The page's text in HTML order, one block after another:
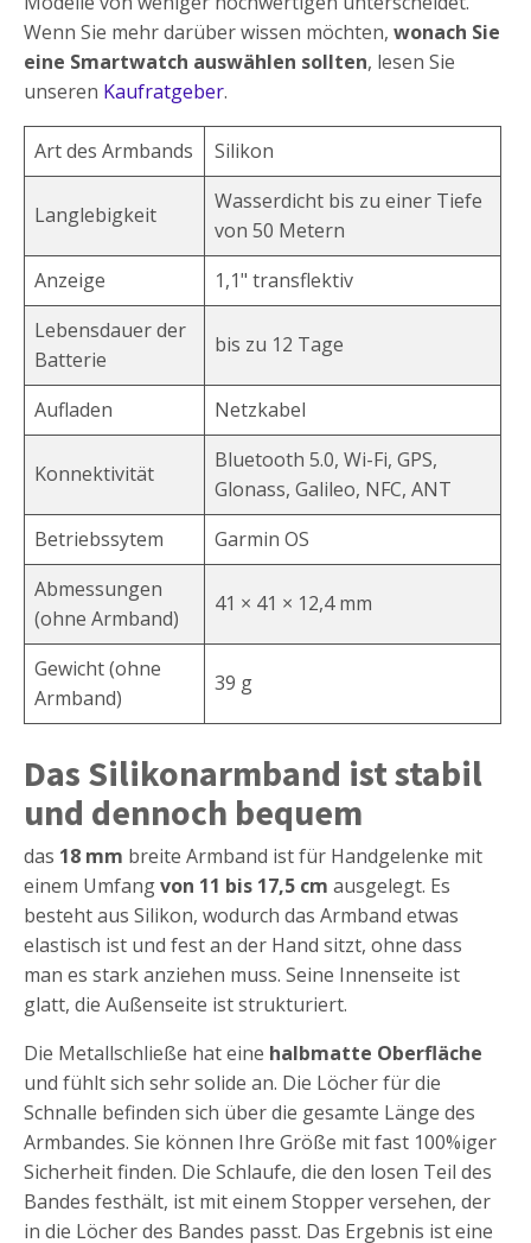
Wenn Sie mehr darüber wissen möchten, wonach Sie
eine Smartwatch auswählen sollten, lesen Sie
unseren Kaufratgeber.
Art des Armbands Silikon
Langlebigkeit
Wasserdicht bis zu einer Tiefe
von 50 Metern
Anzeige
1,1" transflektiv
Lebensdauer der
Batterie
bis zu 12 Tage
Aufladen Netzkabel
Konnektivität
Bluetooth 5.0, Wi-Fi, GPS,
Glonass, Galileo, NFC, ANT
Betriebssytem
Garmin OS
Abmessungen
(ohne Armband)
41 × 41 × 12,4 mm
Gewicht (ohne
Armband)
39 g
Das Silikonarmband ist stabil
und dennoch bequem
das 18 mm breite Armband ist für Handgelenke mit
einem Umfangvon 11 bis 17,5 cm ausgelegt. Es
besteht aus Silikon, wodurch das Armband etwas
elastisch ist und fest an der Hand sitzt, ohne dass
man es stark anziehen muss. Seine Innenseite ist
glatt, die Außenseite ist strukturiert.
Die Metallschließe hat eine halbmatte Oberfläche
und fühlt sich sehr solide an. Die Löcher für die
Schnalle befinden sich über die gesamte Länge des
Armbandes. Sie können Ihre Größe mit fast 100%iger
Sicherheit finden. Die Schlaufe, die den losen Teil des
Bandes festhält, ist mit einem Stopper versehen, der
in die Löcher des Bandes passt. Das Ergebnis ist eine